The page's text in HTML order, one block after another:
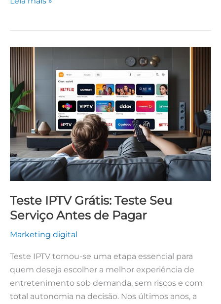
Teste IPTV Grátis: Teste Seu
Serviço Antes de Pagar
Marketing digital
Teste IPTV tornou-se uma etapa essencial para
quem deseja escolher a melhor experiência de
entretenimento sob demanda, sem riscos e com
total autonomia na decisão. Nos últimos anos, a
Teste
IPTV
Grátis:
Teste
Seu
Serviço
Antes
de
Pagar